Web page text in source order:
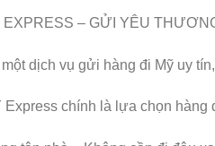
EXPRESS – GỬI YÊU
một dịch vụ gửi hàng đi Mỹ uy
Express chính là lựa chọn